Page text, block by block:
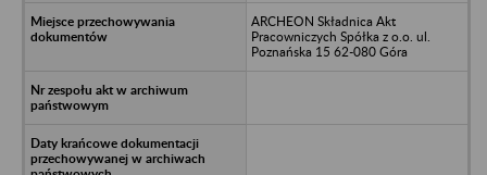
ARCHEON Składnica Akt
Pracowniczych Spółka z o.o. ul.
Poznańska 15 62-080 Góra